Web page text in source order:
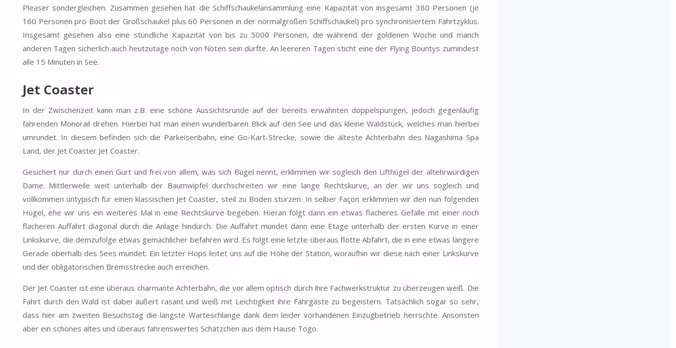
Pleaser sondergleichen. Zusammen gesehen hat die Schiffschaukelansammlung eine Kapazität von insgesamt 380 Personen (je
160 Personen pro Boot der Großschaukel plus 60 Personen in der normalgroßen Schiffschaukel) pro synchronisiertem Fahrtzyklus.
Insgesamt gesehen also eine stündliche Kapazität von bis zu 5000 Personen, die während der goldenen Woche und manch
anderen Tagen sicherlich auch heutzutage noch von Nöten sein dürfte. An leereren Tagen sticht eine der Flying Bountys zumindest
alle 15 Minuten in See.
Jet Coaster
In der Zwischenzeit kann man z.B. eine schöne Aussichtsrunde auf der bereits erwähnten doppelspurigen, jedoch gegenläufig
fahrenden Monorail drehen. Hierbei hat man einen wunderbaren Blick auf den See und das kleine Waldstück, welches man hierbei
umrundet. In diesem befinden sich die Parkeisenbahn, eine Go-Kart-Strecke, sowie die älteste Achterbahn des Nagashima Spa
Land, der Jet Coaster Jet Coaster.
Gesichert nur durch einen Gurt und frei von allem, was sich Bügel nennt, erklimmen wir sogleich den Lifthügel der altehrwürdigen
Dame. Mittlerweile weit unterhalb der Baumwipfel durchschreiten wir eine lange Rechtskurve, an der wir uns sogleich und
vollkommen untypisch für einen klassischen Jet Coaster, steil zu Boden stürzen. In selber Façon erklimmen wir den nun folgenden
Hügel, ehe wir uns ein weiteres Mal in eine Rechtskurve begeben. Hieran folgt dann ein etwas flacheres Gefälle mit einer noch
flacheren Auffahrt diagonal durch die Anlage hindurch. Die Auffahrt mündet dann eine Etage unterhalb der ersten Kurve in einer
Linkskurve, die demzufolge etwas gemächlicher befahren wird. Es folgt eine letzte überaus flotte Abfahrt, die in eine etwas längere
Gerade oberhalb des Sees mündet. Ein letzter Hops leitet uns auf die Höhe der Station, woraufhin wir diese nach einer Linkskurve
und der obligatorischen Bremsstrecke auch erreichen.
Der Jet Coaster ist eine überaus charmante Achterbahn, die vor allem optisch durch ihre Fachwerkstruktur zu überzeugen weiß. Die
Fahrt durch den Wald ist dabei äußert rasant und weiß mit Leichtigkeit ihre Fahrgäste zu begeistern. Tatsächlich sogar so sehr,
dass hier am zweiten Besuchstag die längste Warteschlange dank dem leider vorhandenen Einzugbetrieb herrschte. Ansonsten
aber ein schönes altes und überaus fahrenswertes Schätzchen aus dem Hause Togo.